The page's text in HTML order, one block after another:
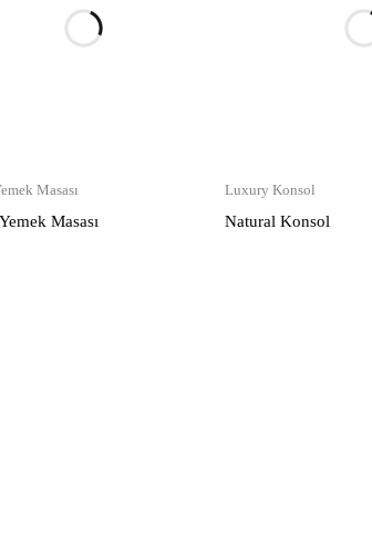
Masası
Masası
Luxury Konsol
Natural Konsol